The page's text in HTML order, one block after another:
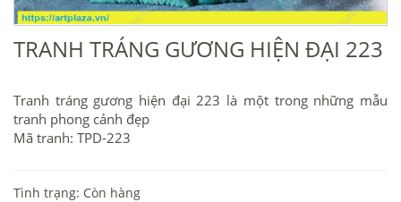
TRANH TRÁNG GƯƠNG HIỆN ĐẠI 223
Tranh tráng gương hiện đại 223 là một trong những mẫu
tranh phong cảnh đẹp
Mã tranh: TPD-223
Tình trạng: Còn hàng